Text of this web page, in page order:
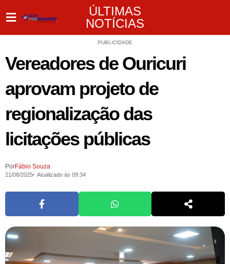
ÚLTIMAS
NOTÍCIAS
PUBLICIDADE
Vereadores de Ouricuri
aprovam projeto de
regionalização das
licitações públicas
PorFábio Souza
21/08/2025 Atualizado às 09:34